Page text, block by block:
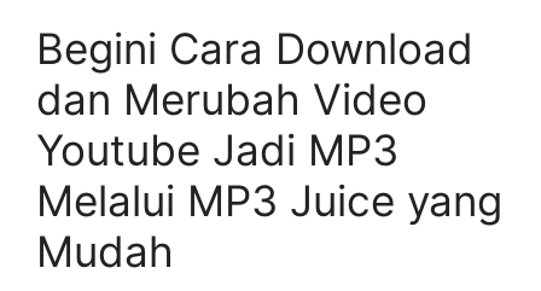
Begini Cara Download
dan Merubah Video
Youtube Jadi MP3
Melalui MP3 Juice yang
Mudah